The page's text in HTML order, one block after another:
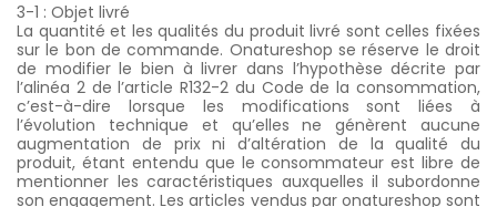
3-1 : Objet livré
La quantité et les qualités du produit livré sont celles fixées
sur le bon de commande. Onatureshop se réserve le droit
de modifier le bien à livrer dans l’hypothèse décrite par
l’alinéa 2 de l’article R132-2 du Code de la consommation,
c’est-à-dire lorsque les modifications sont liées à
l’évolution technique et qu’elles ne génèrent aucune
augmentation de prix ni d’altération de la qualité du
produit, étant entendu que le consommateur est libre de
mentionner les caractéristiques auxquelles il subordonne
son engagement. Les articles vendus par onatureshop sont